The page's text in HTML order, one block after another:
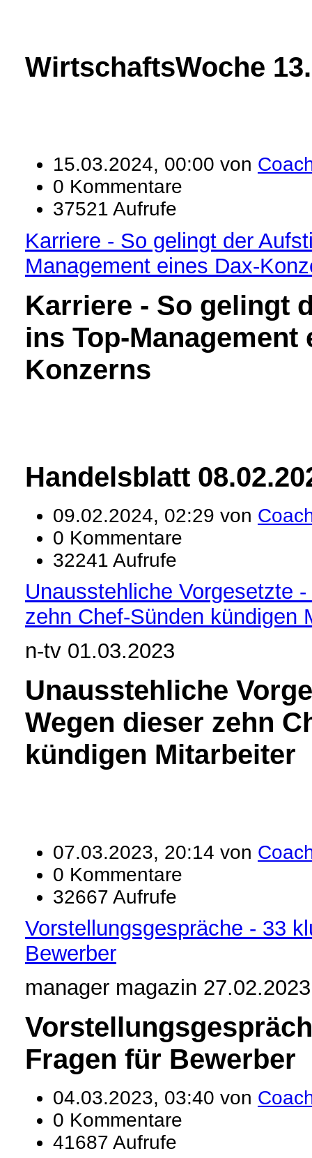
WirtschaftsWoche
15.03.2024, 00:00 von
0 Kommentare
37521 Aufrufe
Karriere - So gelingt der
Management eines Dax-
Karriere - So gelingt
ins Top-Management
Konzerns
Handelsblatt
09.02.2024, 02:29 von
0 Kommentare
32241 Aufrufe
Unausstehliche Vorgesetzte
zehn Chef-Sünden kündigen
n-tv 01.03.2023
Unausstehliche
Wegen dieser zehn
kündigen Mitarbeiter
07.03.2023, 20:14 von
0 Kommentare
32667 Aufrufe
Vorstellungsgespräche - 33
Bewerber
manager magazin 27.02.2023
Fragen für Bewerber
04.03.2023, 03:40 von
0 Kommentare
41687 Aufrufe